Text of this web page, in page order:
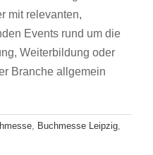
mit relevanten,
Events rund um die
Weiterbildung oder
Branche allgemein
Buchmesse Leipzig